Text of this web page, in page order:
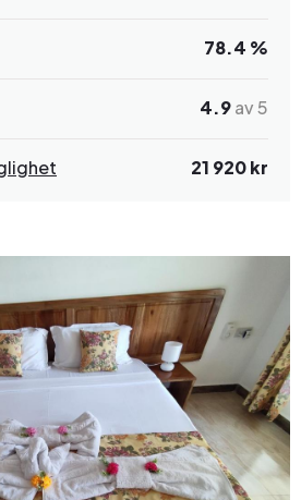
78.4 %
4.9av 5
21 920 kr